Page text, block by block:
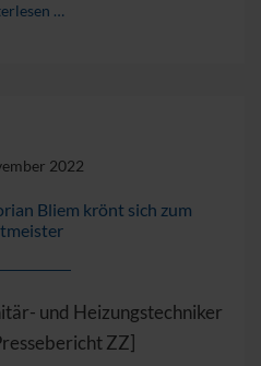
…
2022
Bliem krönt sich zum
und Heizungstechniker
ZZ]